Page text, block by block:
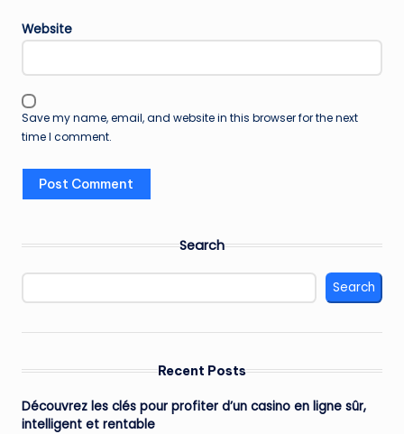
Website
Save my name, email, and website in this browser for the next
time I comment.
Search
Search
Recent Posts
Découvrez les clés pour profiter d’un casino en ligne sûr,
intelligent et rentable